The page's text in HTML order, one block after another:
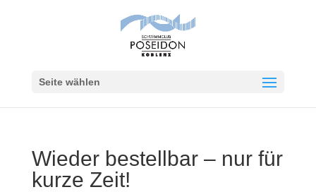
Seite wählen
Wieder bestellbar – nur für
kurze Zeit!